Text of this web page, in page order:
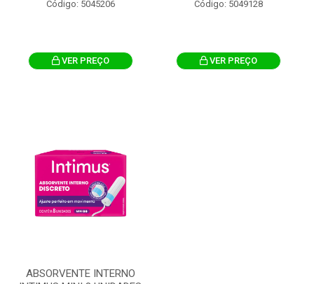
Código: 5045206
VER PREÇO
Código: 5049128
VER PREÇO
ABSORVENTE INTERNO